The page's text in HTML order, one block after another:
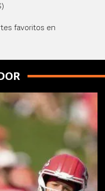
favoritos en